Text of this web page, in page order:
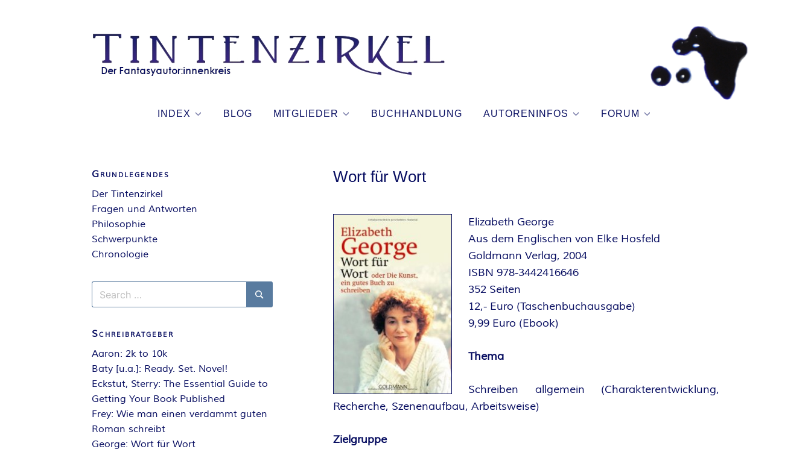
N
N
Z
I
R
K
E
L
–
INDEX BLOG MITGLIEDER BUCHHANDLUNG AUTORENINFOS FORUM
Wort für Wort
Elizabeth George
Aus dem Englischen von Elke Hosfeld
Goldmann Verlag, 2004
ISBN 978-3442416646
352 Seiten
12,- Euro (Taschenbuchausgabe)
9,99 Euro (Ebook)
Thema
Schreiben allgemein (Charakterentwicklung,
Recherche, Szenenaufbau, Arbeitsweise)
Zielgruppe
Grundlegendes
Der Tintenzirkel
Fragen und Antworten
Philosophie
Schwerpunkte
Chronologie
Search
for:
Search
Schreibratgeber
Aaron: 2k to 10k
Baty [u.a.]: Ready. Set. Novel!
Eckstut, Sterry: The Essential Guide to
Getting Your Book Published
Frey: Wie man einen verdammt guten
Roman schreibt
George: Wort für Wort